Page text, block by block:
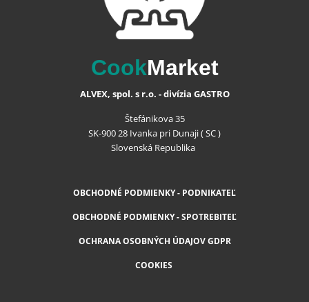
CookMarket
ALVEX, spol. s r.o. - divízia GASTRO
Štefánikova 35
SK-900 28 Ivanka pri Dunaji ( SC )
Slovenská Republika
OBCHODNÉ PODMIENKY - PODNIKATEĽ
OBCHODNÉ PODMIENKY - SPOTREBITEĽ
OCHRANA OSOBNÝCH ÚDAJOV GDPR
COOKIES